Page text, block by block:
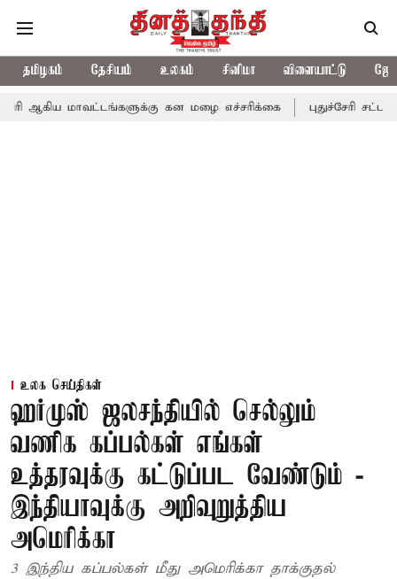
தமிழகம் தேசியம் உலகம் சினிமா விளையாட்டு
கன மழை எச்சரிக்கை புதுச்சேரி சட்டசபையில்
உலக செய்திகள்
ஹர்முஸ் ஜலசந்தியில் செல்லும்
வணிக கப்பல்கள் எங்கள்
உத்தரவுக்கு கட்டுப்பட வேண்டும் -
இந்தியாவுக்கு அறிவுறுத்திய
அமெரிக்கா
3 இந்திய கப்பல்கள் மீது அமெரிக்கா தாக்குதல்